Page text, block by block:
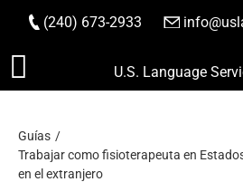
Saltar
(240) 673-2933
U.S. Language
Guías
Trabajar como fisioterapeuta en
en el extranjero